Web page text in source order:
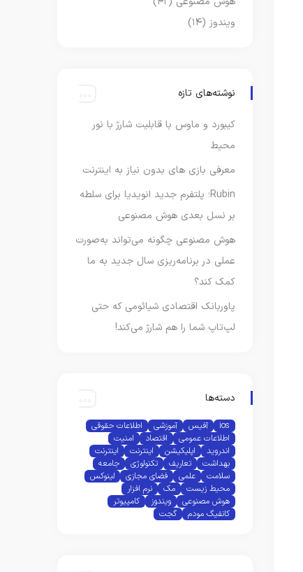
ویندوز (۱۴)
نوشته‌های تازه
کیبورد و ماوس با قابلیت شارژ با نور
محیط
معرفی بازی های بدون نیاز به اینترنت
Rubin؛ پلتفرم جدید انویدیا برای سلطه
بر نسل بعدی هوش مصنوعی
هوش مصنوعی چگونه می‌تواند به‌صورت
عملی در برنامه‌ریزی سال جدید به ما
کمک کند؟
پاوربانک اقتصادی شیائومی که حتی
لپ‌تاپ شما را هم شارژ می‌کند!
دسته‌ها
ios آفیس آموزشی
اطلاعات حقوقی
اطلاعات عمومی
اقتصاد
امنیت
اندروید
اپلیکیشن اینترنت
اینترنت
بهداشت
تعاریف تکنولوژی
جامعه
سلامت
علمی فضای مجازی
لینوکس
محیط زیست
مک
نرم افزار
هوش مصنوعی
ویندوز
کامپیوتر
کانفیگ مودم
گجت